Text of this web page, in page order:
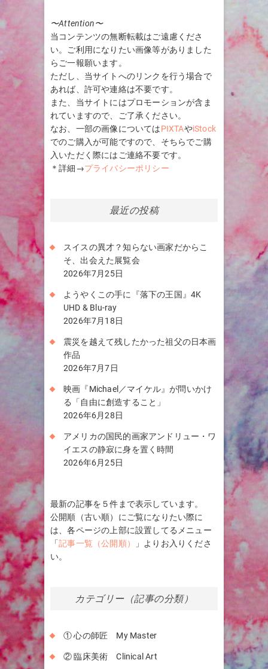
〜Attention〜
当コンテンツの無断転載はご遠慮くださ
い。ご利用になりたい画像等がありました
らご一報願います。
ただし、当サイトへのリンクを行う場合で
あれば、許可や連絡は不要です。
また、当サイトにはプロモーションが含ま
れていますので、ご了承ください。
なお、一部の画像についてはPIXTAやiStock
でのご購入が可能ですので、そちらでご購
入いただく際にはご連絡不要です。
＊詳細→プライバシーポリシー
最近の投稿
スイスの異才？知らない画家だからこ
そ、出会えた展覧会
2026年7月25日
ようやくこの手に『落下の王国』4K
UHD & Blu-ray
2026年7月18日
震災を越えて残したかった祖父の日本画
作品
2026年7月7日
映画『Michael／マイケル』が問いかけ
る「自由に創造すること」
2026年6月28日
アメリカの国民的画家アンドリュー・ワ
イエスの静寂に身を置く時間
2026年6月25日
最新の記事を５件まで表示しています。
公開順（古い順）にご覧になりたい際に
は、各ページの上部に設置してるメニュー
「記事一覧（公開順）
」よりお入りくださ
い。
カテゴリー（記事の分類）
① 心の師匠 My Master
② 臨床美術 Clinical Art